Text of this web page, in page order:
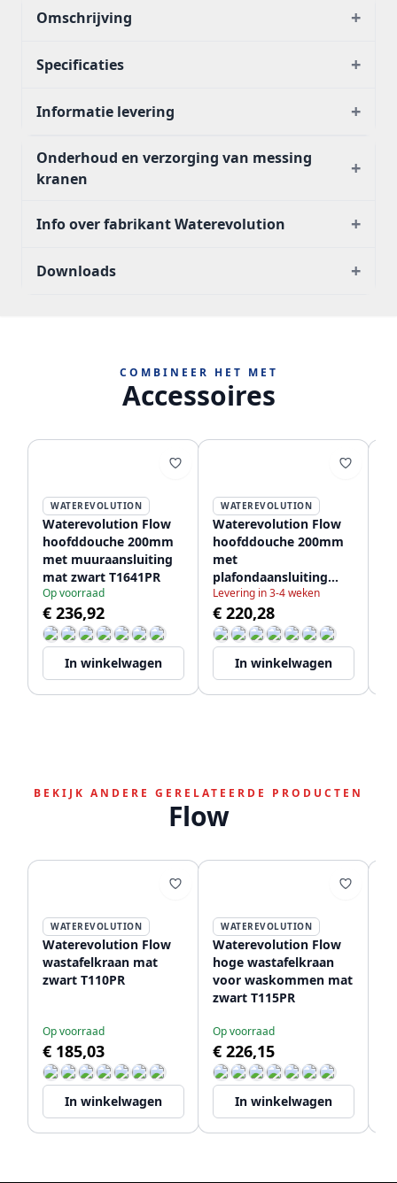
Omschrijving +
Specificaties +
Informatie levering +
Onderhoud en verzorging van messing
kranen
+
Info over fabrikant Waterevolution +
Downloads +
COMBINEER HET MET
Accessoires
WATEREVOLUTION
Waterevolution Flow
hoofddouche 200mm
met muuraansluiting
mat zwart T1641PR
Op voorraad
€ 236,92
In winkelwagen
WATEREVOLUTION
Waterevolution Flow
hoofddouche 200mm
met
plafondaansluiting
mat zwart T1642PR
Levering in 3-4 weken
€ 220,28
In winkelwagen
BEKIJK ANDERE GERELATEERDE PRODUCTEN
Flow
WATEREVOLUTION
Waterevolution Flow
wastafelkraan mat
zwart T110PR
Op voorraad
€ 185,03
In winkelwagen
WATEREVOLUTION
Waterevolution Flow
hoge wastafelkraan
voor waskommen mat
zwart T115PR
Op voorraad
€ 226,15
In winkelwagen